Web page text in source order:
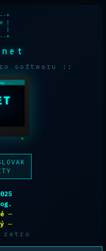
+
|
|
+
softwaru ::
--
─
─
retro